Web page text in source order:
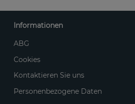
Informationen
ABG
Cookies
Kontaktieren Sie uns
Personenbezogene Daten